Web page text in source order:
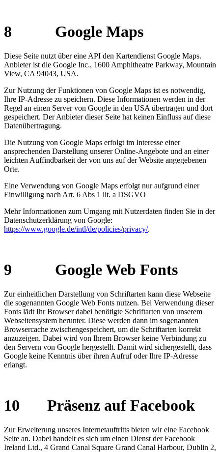
8 Google Maps
Diese Seite nutzt über eine API den Kartendienst Google Maps.
Anbieter ist die Google Inc., 1600 Amphitheatre Parkway, Mountain
View, CA 94043, USA.
Zur Nutzung der Funktionen von Google Maps ist es notwendig,
Ihre IP-Adresse zu speichern. Diese Informationen werden in der
Regel an einen Server von Google in den USA übertragen und dort
gespeichert. Der Anbieter dieser Seite hat keinen Einfluss auf diese
Datenübertragung.
Die Nutzung von Google Maps erfolgt im Interesse einer
ansprechenden Darstellung unserer Online-Angebote und an einer
leichten Auffindbarkeit der von uns auf der Website angegebenen
Orte.
Eine Verwendung von Google Maps erfolgt nur aufgrund einer
Einwilligung nach Art. 6 Abs 1 lit. a DSGVO
Mehr Informationen zum Umgang mit Nutzerdaten finden Sie in der
Datenschutzerklärung von Google:
https://www.google.de/intl/de/policies/privacy/.
9 Google Web Fonts
Zur einheitlichen Darstellung von Schriftarten kann diese Webseite
die sogenannten Google Web Fonts nutzen. Bei Verwendung dieser
Fonts lädt Ihr Browser dabei benötigte Schriftarten von unserem
Webseitensystem herunter. Diese werden dann im sogenannten
Browsercache zwischengespeichert, um die Schriftarten korrekt
anzuzeigen. Dabei wird von Ihrem Browser keine Verbindung zu
den Servern von Google hergestellt. Damit wird sichergestellt, dass
Google keine Kenntnis über ihren Aufruf oder Ihre IP-Adresse
erlangt.
10 Präsenz auf Facebook
Zur Erweiterung unseres Internetauftritts bieten wir eine Facebook
Seite an. Dabei handelt es sich um einen Dienst der Facebook
Ireland Ltd., 4 Grand Canal Square Grand Canal Harbour, Dublin 2,